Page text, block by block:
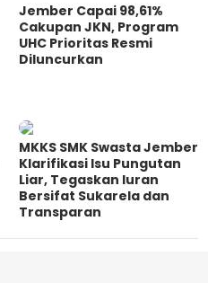
Jember Capai 98,61%
Cakupan JKN, Program
UHC Prioritas Resmi
Diluncurkan
MKKS SMK Swasta Jember
Klarifikasi Isu Pungutan
Liar, Tegaskan Iuran
Bersifat Sukarela dan
Transparan